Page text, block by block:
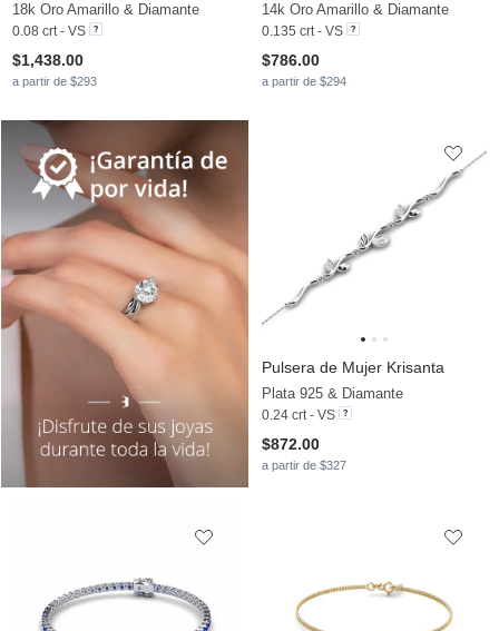
18k Oro Amarillo & Diamante
0.08 crt - VS
$1,438.00
a partir de $293
14k Oro Amarillo & Diamante
0.135 crt - VS
$786.00
a partir de $294
Pulsera de Mujer Krisanta
Plata 925 & Diamante
0.24 crt - VS
$872.00
a partir de $327